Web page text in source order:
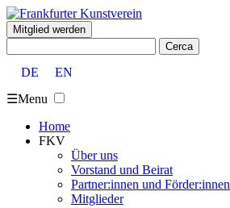
Mitglied werden
DE
EN
☰Menu
Home
FKV
Über uns
Vorstand und Beirat
Partner:innen und Förder:innen
Mitglieder